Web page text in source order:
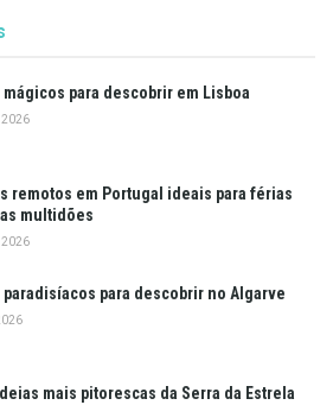
mágicos para descobrir em Lisboa
2026
remotos em Portugal ideais para férias
multidões
2026
paradisíacos para descobrir no Algarve
mais pitorescas da Serra da Estrela